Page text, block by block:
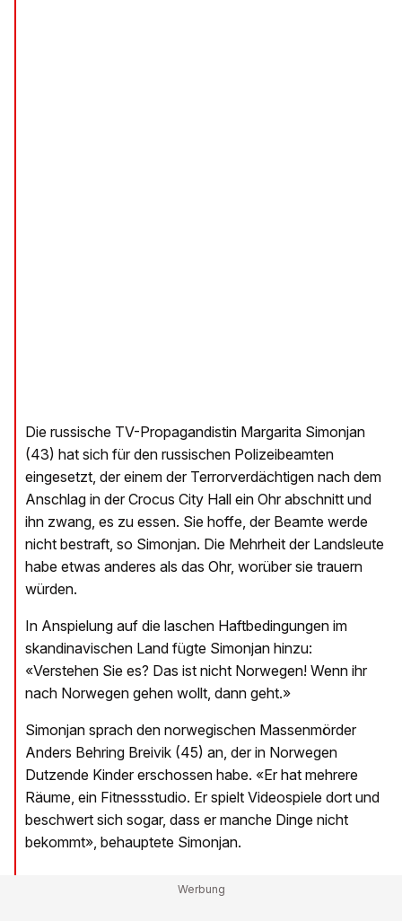
Die russische TV-Propagandistin Margarita Simonjan
(43) hat sich für den russischen Polizeibeamten
eingesetzt, der einem der Terrorverdächtigen nach dem
Anschlag in der Crocus City Hall ein Ohr abschnitt und
ihn zwang, es zu essen. Sie hoffe, der Beamte werde
nicht bestraft, so Simonjan. Die Mehrheit der Landsleute
habe etwas anderes als das Ohr, worüber sie trauern
würden.
In Anspielung auf die laschen Haftbedingungen im
skandinavischen Land fügte Simonjan hinzu:
«Verstehen Sie es? Das ist nicht Norwegen! Wenn ihr
nach Norwegen gehen wollt, dann geht.»
Simonjan sprach den norwegischen Massenmörder
Anders Behring Breivik (45) an, der in Norwegen
Dutzende Kinder erschossen habe. «Er hat mehrere
Räume, ein Fitnessstudio. Er spielt Videospiele dort und
beschwert sich sogar, dass er manche Dinge nicht
bekommt», behauptete Simonjan.